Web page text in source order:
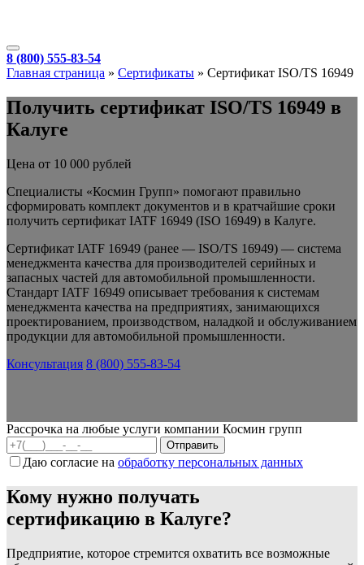
8 (800) 555-83-54
Главная страница » Сертификаты » Сертификат ISO/TS 16949
Получить сертификат ISO/TS 16949 в
Калуге
Цена от 10 000 рублей
Специалисты «Космин Групп» помогают правильно
сформировать комплект документов и в кратчайшие сроки
получить сертификат IATF 16949 (ISO 16949) в Калуге.
Сертификат IATF 16949 (ранее — ISO/TS 16949) — система
менеджмента качества для производителей серийных и
запасных частей для автомобильной промышленности.
Стандарт IATF 16949 описывает требования к системам
менеджмента качества на предприятиях, занимающихся
проектированием, производством, наладкой и обслуживанием
продукции для автомобильной промышленности.
Консультация 8 (800) 555-83-54
Рассрочка на любые услуги компании Космин групп
Даю согласие на обработку персональных данных
Кому нужно получать
сертификацию в Калуге?
Предприятие, которое стремится охватить все возможные